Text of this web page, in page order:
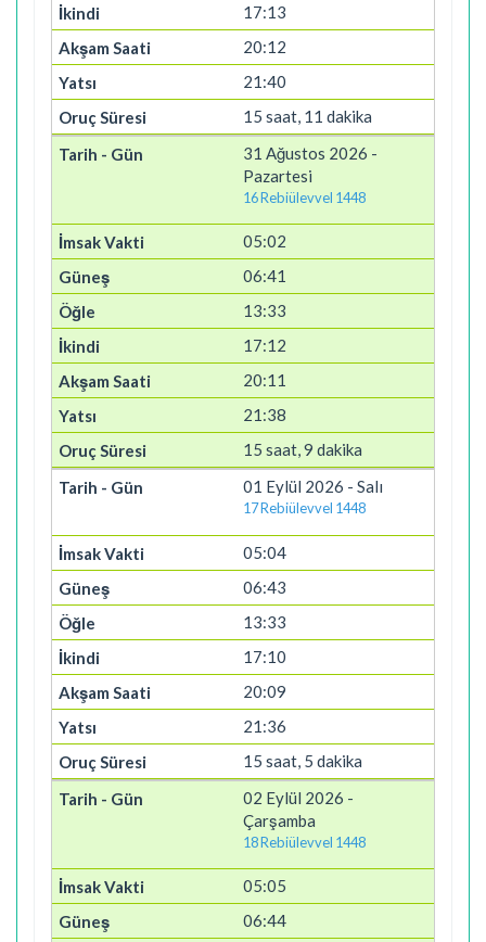
17:13
20:12
21:40
15 saat, 11 dakika
31 Ağustos 2026 -
Pazartesi
16 Rebiülevvel 1448
05:02
06:41
13:33
17:12
20:11
21:38
15 saat, 9 dakika
01 Eylül 2026 - Salı
17 Rebiülevvel 1448
05:04
06:43
13:33
17:10
20:09
21:36
15 saat, 5 dakika
02 Eylül 2026 -
Çarşamba
18 Rebiülevvel 1448
05:05
06:44